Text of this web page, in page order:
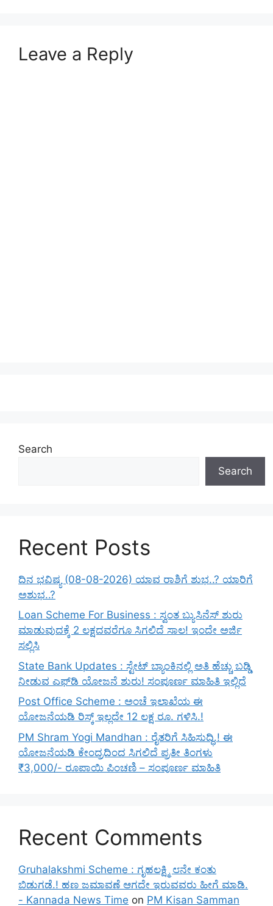
Leave a Reply
Search
Search
Recent Posts
ದಿನ ಭವಿಷ್ಯ (08-08-2026) ಯಾವ ರಾಶಿಗೆ ಶುಭ..? ಯಾರಿಗೆ
ಅಶುಭ..?
Loan Scheme For Business : ಸ್ವಂತ ಬ್ಯುಸಿನೆಸ್ ಶುರು
ಮಾಡುವುದಕ್ಕೆ 2 ಲಕ್ಷದವರೆಗೂ ಸಿಗಲಿದೆ ಸಾಲ! ಇಂದೇ ಅರ್ಜಿ
ಸಲ್ಲಿಸಿ
State Bank Updates : ಸ್ಟೇಟ್ ಬ್ಯಾಂಕಿನಲ್ಲಿ ಅತಿ ಹೆಚ್ಚು ಬಡ್ಡಿ
ನೀಡುವ ಎಫ್‌ಡಿ ಯೋಜನೆ ಶುರು! ಸಂಪೂರ್ಣ ಮಾಹಿತಿ ಇಲ್ಲಿದೆ
Post Office Scheme : ಅಂಚೆ ಇಲಾಖೆಯ ಈ
ಯೋಜನೆಯಡಿ ರಿಸ್ಕ್‌ ಇಲ್ಲದೇ 12 ಲಕ್ಷ ರೂ. ಗಳಿಸಿ.!
PM Shram Yogi Mandhan : ರೈತರಿಗೆ ಸಿಹಿಸುದ್ಧಿ.! ಈ
ಯೋಜನೆಯಡಿ ಕೇಂದ್ರದಿಂದ ಸಿಗಲಿದೆ ಪ್ರತೀ ತಿಂಗಳು
₹3,000/- ರೂಪಾಯಿ ಪಿಂಚಣಿ – ಸಂಪೂರ್ಣ ಮಾಹಿತಿ
Recent Comments
Gruhalakshmi Scheme : ಗೃಹಲಕ್ಷ್ಮಿ ೮ನೇ ಕಂತು
ಬಿಡುಗಡೆ.! ಹಣ ಜಮಾವಣೆ ಆಗದೇ ಇರುವವರು ಹೀಗೆ ಮಾಡಿ.
- Kannada News Time on PM Kisan Samman